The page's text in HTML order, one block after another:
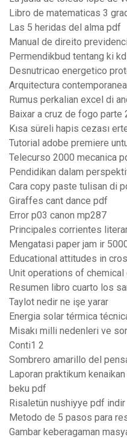
Libro de matematicas 3
Las 5 heridas del alma pdf
Manual de direito
Permendikbud tentang ki
Desnutricao energetico
Arquitectura
Rumus perkalian excel di
Baixar a cruz de fogo parte
Kısa süreli hapis cezası
Tutorial adobe premiere
Telecurso 2000 mecanica
Pendidikan dalam
Cara copy paste tulisan di
Giraffes cant dance pdf
Error p03 canon mp287
Principales corrientes
Mengatasi paper jam ir
Educational attitudes in
Unit operations of chemical
Resumen libro cuarto los
Taylot nedir ne işe yarar
Energia solar térmica
Misakı milli nedenleri ve
Conti1 2
Sombrero amarillo del
Laporan praktikum
beku pdf
Risaletün nushiyye pdf indir
Metodo de 5 pasos para
Gambar keberagaman